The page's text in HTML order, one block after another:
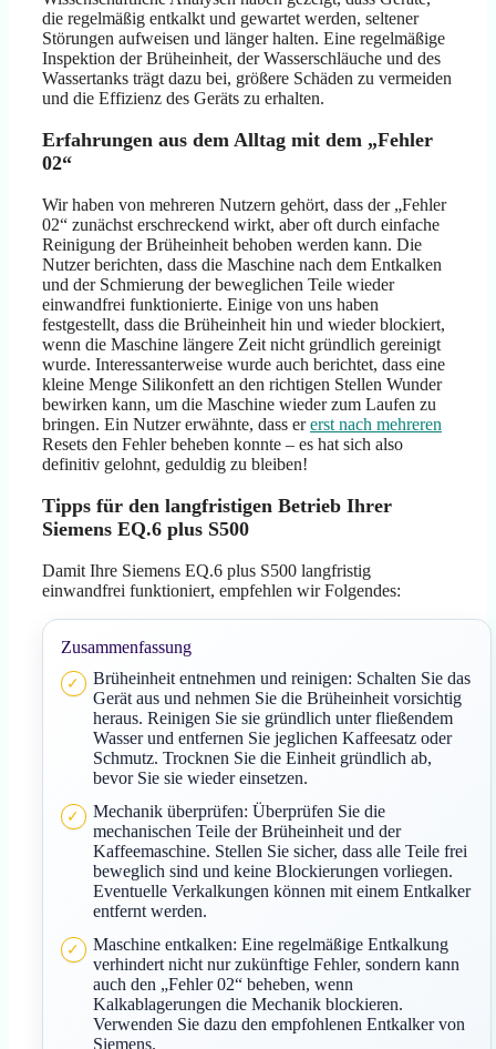
die regelmäßig entkalkt und gewartet werden, seltener
Störungen aufweisen und länger halten. Eine regelmäßige
Inspektion der Brüheinheit, der Wasserschläuche und des
Wassertanks trägt dazu bei, größere Schäden zu vermeiden
und die Effizienz des Geräts zu erhalten.
Erfahrungen aus dem Alltag mit dem „Fehler
02“
Wir haben von mehreren Nutzern gehört, dass der „Fehler
02“ zunächst erschreckend wirkt, aber oft durch einfache
Reinigung der Brüheinheit behoben werden kann. Die
Nutzer berichten, dass die Maschine nach dem Entkalken
und der Schmierung der beweglichen Teile wieder
einwandfrei funktionierte. Einige von uns haben
festgestellt, dass die Brüheinheit hin und wieder blockiert,
wenn die Maschine längere Zeit nicht gründlich gereinigt
wurde. Interessanterweise wurde auch berichtet, dass eine
kleine Menge Silikonfett an den richtigen Stellen Wunder
bewirken kann, um die Maschine wieder zum Laufen zu
bringen. Ein Nutzer erwähnte, dass ererst nach mehreren
Resets den Fehler beheben konnte – es hat sich also
definitiv gelohnt, geduldig zu bleiben!
Tipps für den langfristigen Betrieb Ihrer
Siemens EQ.6 plus S500
Damit Ihre Siemens EQ.6 plus S500 langfristig
einwandfrei funktioniert, empfehlen wir Folgendes:
Zusammenfassung
Brüheinheit entnehmen und reinigen: Schalten Sie das
Gerät aus und nehmen Sie die Brüheinheit vorsichtig
heraus. Reinigen Sie sie gründlich unter fließendem
Wasser und entfernen Sie jeglichen Kaffeesatz oder
Schmutz. Trocknen Sie die Einheit gründlich ab,
bevor Sie sie wieder einsetzen.
Mechanik überprüfen: Überprüfen Sie die
mechanischen Teile der Brüheinheit und der
Kaffeemaschine. Stellen Sie sicher, dass alle Teile frei
beweglich sind und keine Blockierungen vorliegen.
Eventuelle Verkalkungen können mit einem Entkalker
entfernt werden.
Maschine entkalken: Eine regelmäßige Entkalkung
verhindert nicht nur zukünftige Fehler, sondern kann
auch den „Fehler 02“ beheben, wenn
Kalkablagerungen die Mechanik blockieren.
Verwenden Sie dazu den empfohlenen Entkalker von
Siemens.